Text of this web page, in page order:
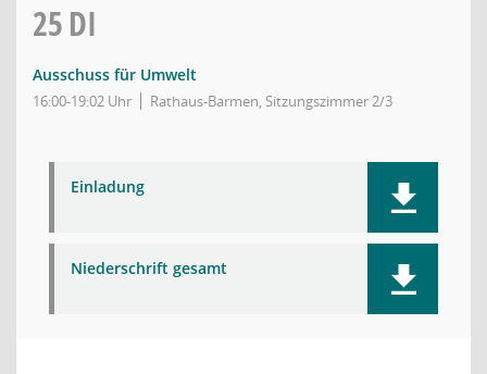
25DI
Ausschuss für Umwelt
16:00-19:02 Uhr Rathaus-Barmen, Sitzungszimmer 2/3
Einladung
Niederschrift gesamt